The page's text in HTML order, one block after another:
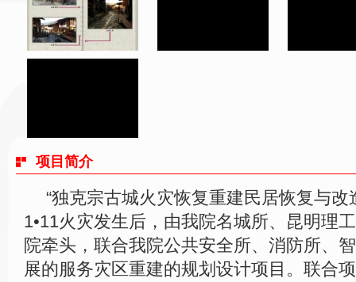
项目简介
“独克宗古城火灾恢复重建民居恢复与改
1•11火灾发生后，由我院名城所、昆明理
院牵头，联合我院公共安全所、消防所、
展的服务灾区重建的规划设计项目。联合